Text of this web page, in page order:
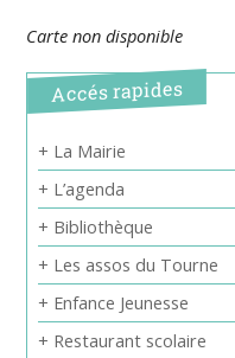
Carte non disponible
Accés rapides
+ La Mairie
+ L’agenda
+ Bibliothèque
+ Les assos du Tourne
+ Enfance Jeunesse
+ Restaurant scolaire